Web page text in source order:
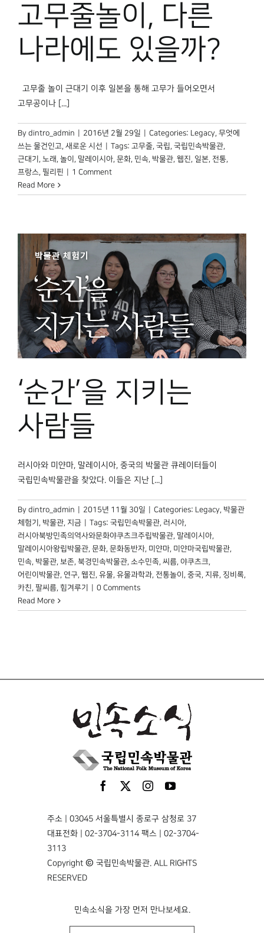
고무줄놀이, 다른
나라에도 있을까?
고무줄 놀이 근대기 이후 일본을 통해 고무가 들어오면서
고무공이나 [...]
By dintro_admin 2016년 2월 29일 Categories: Legacy, 무엇에
쓰는 물건인고, 새로운 시선 Tags: 고무줄, 국립, 국립민속박물관,
근대기 , 노래 , 놀이 , 말레이시아, 문화, 민속, 박물관, 웹진, 일본, 전통,
프랑스, 필리핀
1 Comment
Read More
‘순간’을 지키는
사람들
러시아와 미얀마, 말레이시아, 중국의 박물관 큐레이터들이
국립민속박물관을 찾았다. 이들은 지난 [...]
By dintro_admin 2015년 11월 30일 Categories: Legacy, 박물관
체험기 , 박물관, 지금 Tags: 국립민속박물관, 러시아,
러시아북방민족의역사와문화야쿠츠크주립박물관, 말레이시아,
말레이시아왕립박물관, 문화, 문화동반자, 미얀마, 미얀마국립박물관,
민속, 박물관, 보존, 북경민속박물관, 소수민족, 씨름, 야쿠츠크,
어린이박물관, 연구, 웹진, 유물, 유물과학과, 전통놀이 , 중국, 지류, 징비록,
카친, 팔씨름, 힘겨루기
0 Comments
Read More
주소 | 03045 서울특별시 종로구 삼청로 37
대표전화 | 02-3704-3114 팩스 | 02-3704-
3113
Copyright © 국립민속박물관. ALL RIGHTS
RESERVED
민속소식을 가장 먼저 만나보세요.